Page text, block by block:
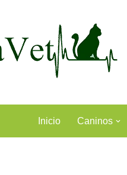
Inicio Caninos